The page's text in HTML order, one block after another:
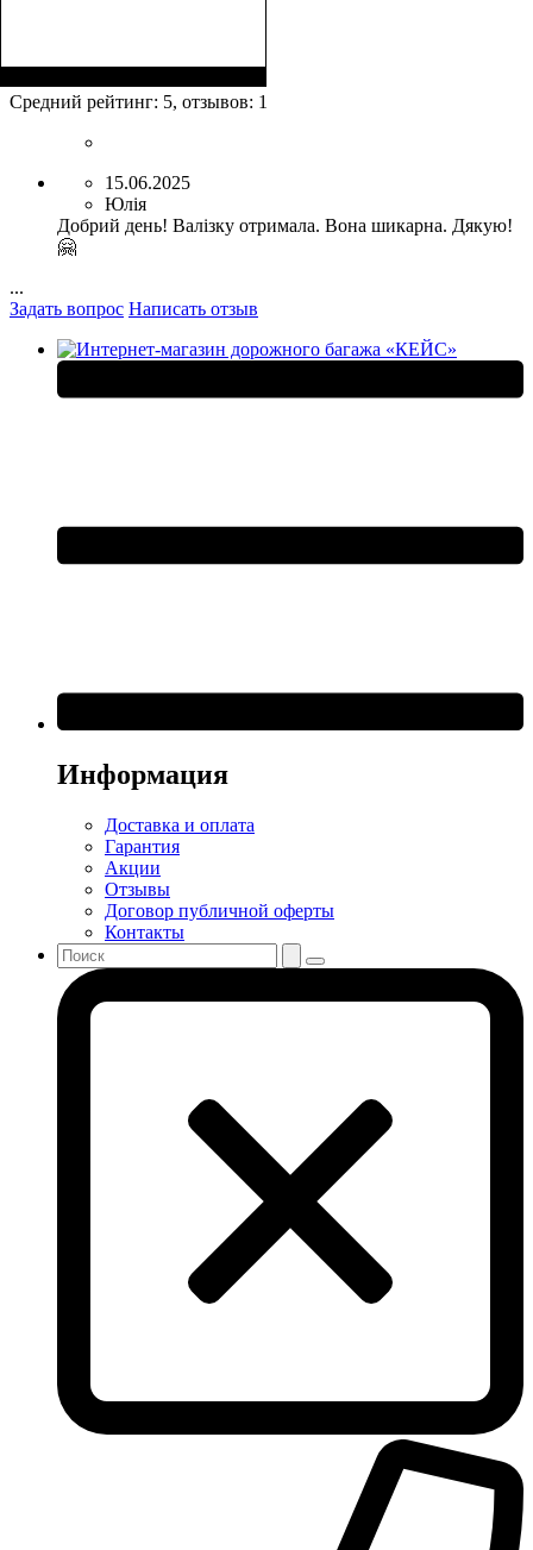
55x37x23+5
Средний рейтинг: 5, отзывов: 1
15.06.2025
Юлія
Добрий день! Валізку отримала. Вона шикарна. Дякую!
🤗
...
Задать вопрос Написать отзыв
Информация
Доставка и оплата
Гарантия
Акции
Отзывы
Договор публичной оферты
Контакты